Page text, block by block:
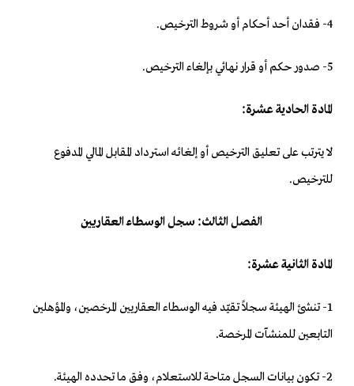
4- فقدان أحد أحكام أو شروط الترخيص.
5- صدور حكم أو قرار نهائي بإلغاء الترخيص.
المادة الحادية عشرة:
لا يترتب على تعليق الترخيص أو إلغائه استرداد المقابل المالي المدفوع
للترخيص.
الفصل الثالث: سجل الوسطاء العقاريين
المادة الثانية عشرة:
1- تنشئ الهيئة سجلاً تقيّد فيه الوسطاء العقاريين المرخصين، والمؤهلين
التابعين للمنشآت المرخصة.
2- تكون بيانات السجل متاحة للاستعلام، وفق ما تحدده الهيئة.